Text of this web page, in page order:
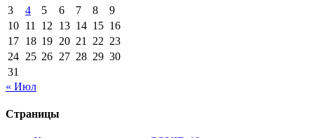
3
4 5 6 7 8
9
10 11 12 13 14 15 16
17 18 19 20 21 22 23
24 25 26 27 28 29 30
31
« Июл
Страницы